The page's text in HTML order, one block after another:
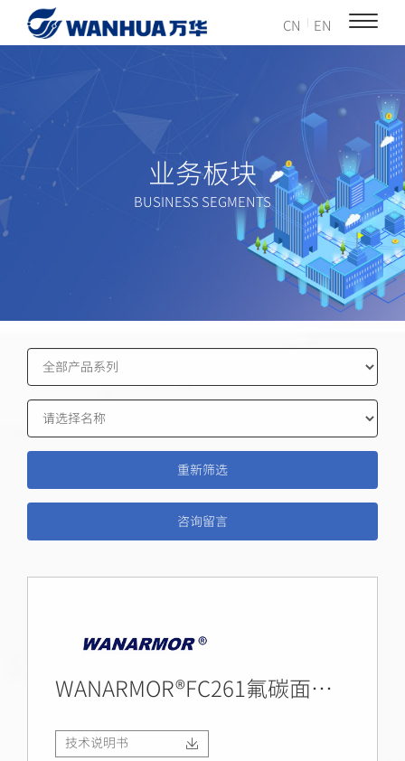
CN EN
业务板块
BUSINESS SEGMENTS
咨询留言
WANARMOR®FC261氟碳面漆(L)
技术说明书